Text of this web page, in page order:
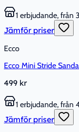
1 erbjudande, från
Jämför priser
Ecco
Ecco Mini Stride
499 kr
1 erbjudande, från
Jämför priser